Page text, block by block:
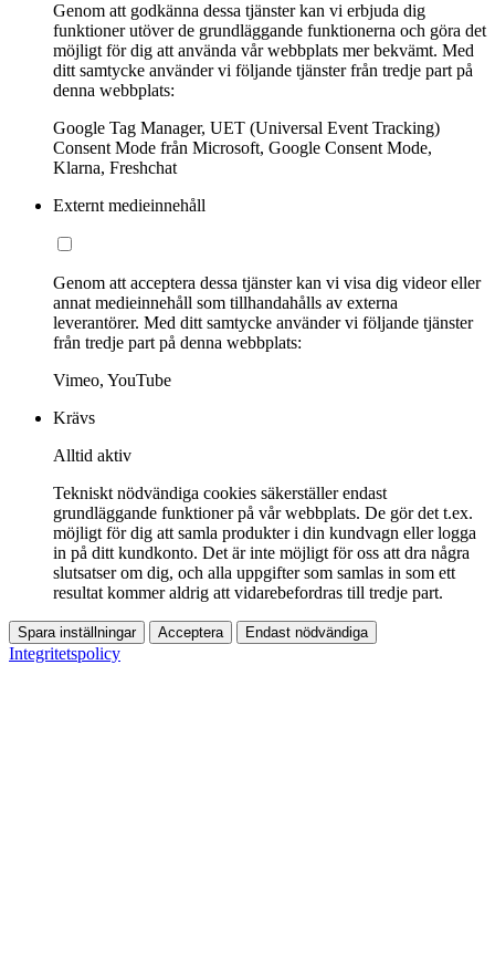
Genom att godkänna dessa tjänster kan vi erbjuda dig
funktioner utöver de grundläggande funktionerna och göra det
möjligt för dig att använda vår webbplats mer bekvämt. Med
ditt samtycke använder vi följande tjänster från tredje part på
denna webbplats:
Google Tag Manager, UET (Universal Event Tracking)
Consent Mode från Microsoft, Google Consent Mode,
Klarna, Freshchat
Externt medieinnehåll
Genom att acceptera dessa tjänster kan vi visa dig videor eller
annat medieinnehåll som tillhandahålls av externa
leverantörer. Med ditt samtycke använder vi följande tjänster
från tredje part på denna webbplats:
Vimeo, YouTube
Krävs
Alltid aktiv
Tekniskt nödvändiga cookies säkerställer endast
grundläggande funktioner på vår webbplats. De gör det t.ex.
möjligt för dig att samla produkter i din kundvagn eller logga
in på ditt kundkonto. Det är inte möjligt för oss att dra några
slutsatser om dig, och alla uppgifter som samlas in som ett
resultat kommer aldrig att vidarebefordras till tredje part.
Spara inställningar Acceptera Endast nödvändiga
Integritetspolicy